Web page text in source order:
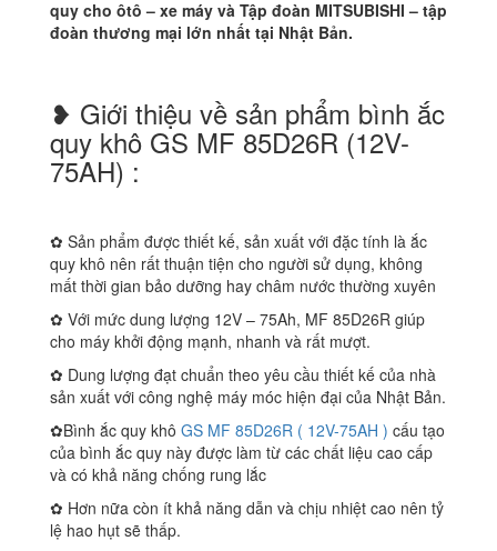
quy cho ôtô – xe máy và Tập đoàn MITSUBISHI – tập
đoàn thương mại lớn nhất tại Nhật Bản.
❥ Giới thiệu về sản phẩm bình ắc
quy khô GS MF 85D26R (12V-
75AH) :
✿ Sản phẩm được thiết kế, sản xuất với đặc tính là ắc
quy khô nên rất thuận tiện cho người sử dụng, không
mất thời gian bảo dưỡng hay châm nước thường xuyên
✿ Với mức dung lượng 12V – 75Ah, MF 85D26R giúp
cho máy khởi động mạnh, nhanh và rất mượt.
✿ Dung lượng đạt chuẩn theo yêu cầu thiết kế của nhà
sản xuất với công nghệ máy móc hiện đại của Nhật Bản.
✿Bình ắc quy khô GS MF 85D26R ( 12V-75AH ) cấu tạo
của bình ắc quy này được làm từ các chất liệu cao cấp
và có khả năng chống rung lắc
✿ Hơn nữa còn ít khả năng dẫn và chịu nhiệt cao nên tỷ
lệ hao hụt sẽ thấp.